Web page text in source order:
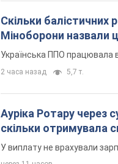
Скільки балістичних
Міноборони назвали
Українська ППО працювала
2 часа назад 5,7 т.
Ауріка Ротару через
скільки отримувала
У виплату не врахували